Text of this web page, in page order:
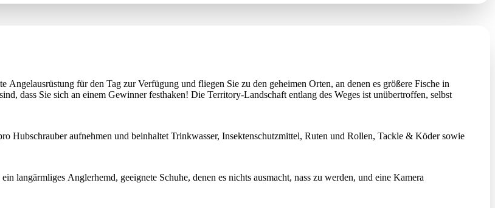
Angelausrüstung für den Tag zur Verfügung und fliegen Sie zu den geheimen Orten, an denen es größere Fische in
dass Sie sich an einem Gewinner festhaken! Die Territory-Landschaft entlang des Weges ist unübertroffen, selbst
Hubschrauber aufnehmen und beinhaltet Trinkwasser, Insektenschutzmittel, Ruten und Rollen, Tackle & Köder sowie
langärmliges Anglerhemd, geeignete Schuhe, denen es nichts ausmacht, nass zu werden, und eine Kamera